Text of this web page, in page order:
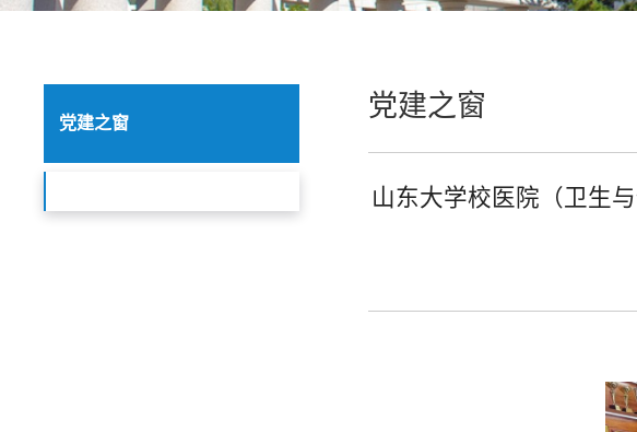
党建之窗
党建之窗
山东大学校医院（卫生